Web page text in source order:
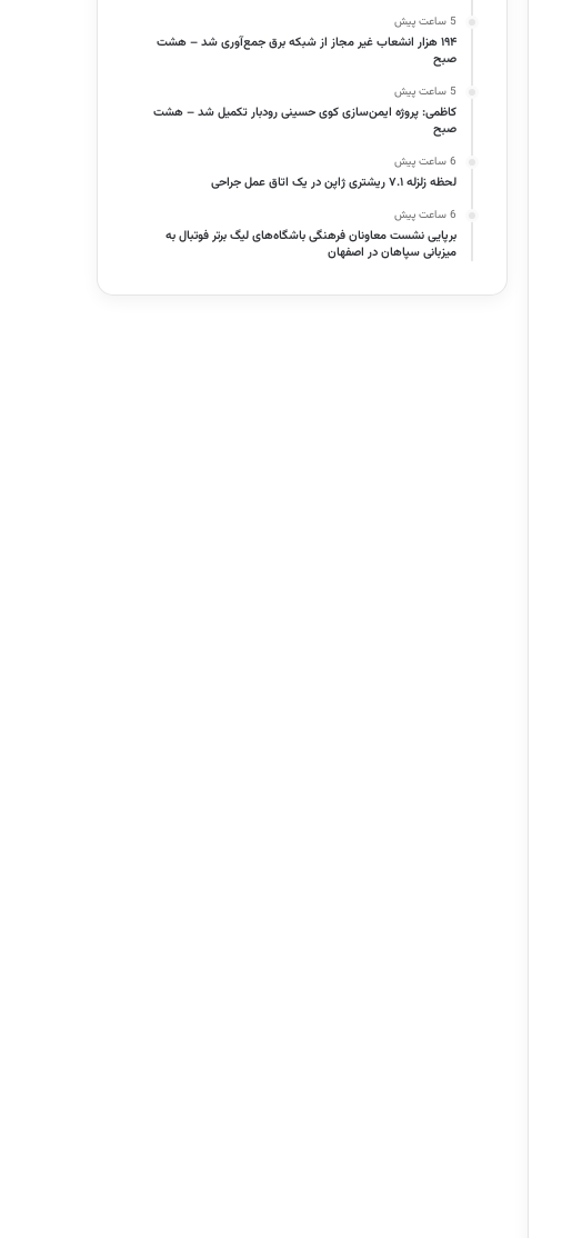
5 ساعت پیش
۱۹۴ هزار انشعاب غیر مجاز از شبکه برق جمع‌آوری شد – هشت
صبح
5 ساعت پیش
کاظمی: پروژه ایمن‌سازی کوی حسینی رودبار تکمیل شد – هشت
صبح
6 ساعت پیش
لحظه زلزله ۷.۱ ریشتری ژاپن در یک اتاق عمل جراحی
6 ساعت پیش
برپایی نشست معاونان فرهنگی باشگاه‌های لیگ برتر فوتبال به
میزبانی سپاهان در اصفهان